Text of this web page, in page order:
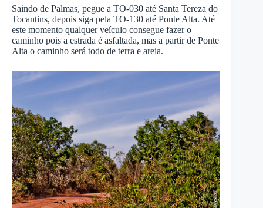
Saindo de Palmas, pegue a TO-030 até Santa Tereza do
Tocantins, depois siga pela TO-130 até Ponte Alta. Até
este momento qualquer veículo consegue fazer o
caminho pois a estrada é asfaltada, mas a partir de Ponte
Alta o caminho será todo de terra e areia.